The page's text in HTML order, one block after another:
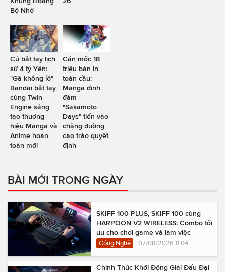
Bộ Nhớ
Cú bắt tay lịch
sử 4 tỷ Yên:
"Gã khổng lồ"
Bandai bắt tay
cùng Twin
Engine sáng
tạo thương
hiệu Manga và
Anime hoàn
toàn mới
Cán mốc 18
triệu bản in
toàn cầu:
Manga đình
đám
"Sakamoto
Days" tiến vào
chặng đường
cao trào quyết
định
BÀI MỚI TRONG NGÀY
SKIFF 100 PLUS, SKIFF 100 cùng
HARPOON V2 WIRELESS: Combo tối
ưu cho chơi game và làm việc
Công Nghệ 07/08/2026 11:04
Chính Thức Khởi Động Giải Đấu Đại